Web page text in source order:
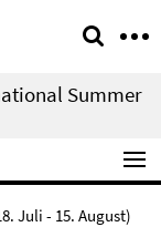
Summer
Juli - 15. August)